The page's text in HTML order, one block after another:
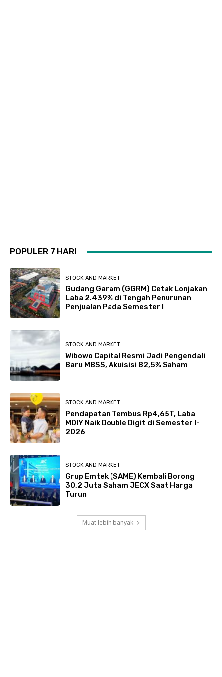
POPULER 7 HARI
STOCK AND MARKET
Gudang Garam (GGRM) Cetak Lonjakan
Laba 2.439% di Tengah Penurunan
Penjualan Pada Semester I
STOCK AND MARKET
Wibowo Capital Resmi Jadi Pengendali
Baru MBSS, Akuisisi 82,5% Saham
STOCK AND MARKET
Pendapatan Tembus Rp4,65T, Laba
MDIY Naik Double Digit di Semester I-
2026
STOCK AND MARKET
Grup Emtek (SAME) Kembali Borong
30,2 Juta Saham JECX Saat Harga
Turun
Muat lebih banyak